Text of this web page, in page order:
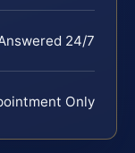
24/7
Only